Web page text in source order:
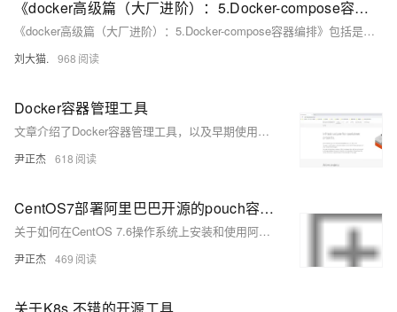
《docker高级篇（大厂进阶）：5.Docker-compose容器编排》包括是什么能干嘛去哪下、Compose核心概念、Compose使用三个步骤、Compose常用命令、Compose编排微服务
《docker高级篇（大厂进阶）：5.Docker-compose容器编排》包括是什么能干嘛去哪下、Compose核心概念、Compose使用三个步骤、Compose常用命令、Compose编排微服务
刘大猫. 968
Docker容器管理工具
文章介绍了Docker容器管理工具，以及早期使用的LXC容器管理工具，包括它们的安装、使用和相关技术特点。
尹正杰 618
CentOS7部署阿里巴巴开源的pouch容器管理工具实战
关于如何在CentOS 7.6操作系统上安装和使用阿里巴巴开源的Pouch容器管理工具的实战教程。
尹正杰 469